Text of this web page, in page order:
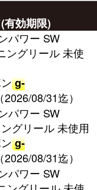
有効期限)
パワー SW
ングリール 未使
g-
（2026/08/31迄）
パワー SW
グリール 未使用
g-
（2026/08/31迄）
パワー SW